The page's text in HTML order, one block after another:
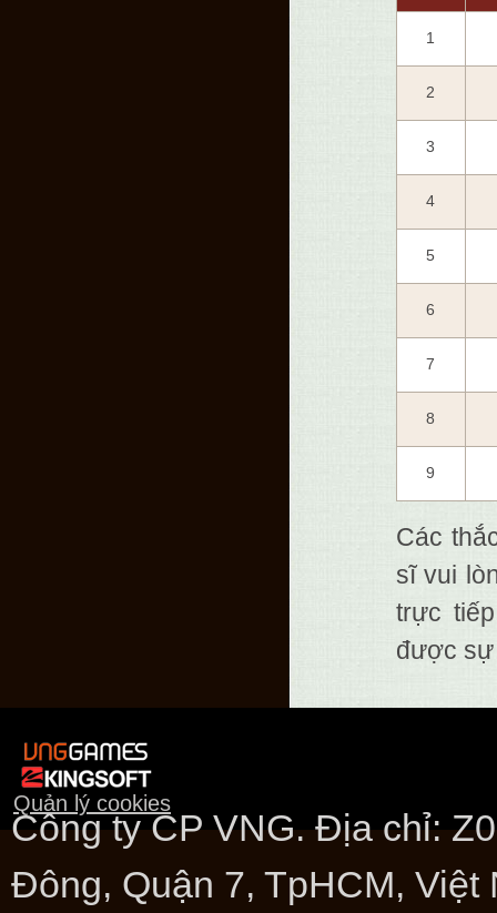
1
2
3
4
5
6
7
8
9
Các
sĩ vui
trực
được sự
Công ty CP VNG. Địa chỉ:
Đông, Quận 7, TpHCM, Việt
Quản lý cookies